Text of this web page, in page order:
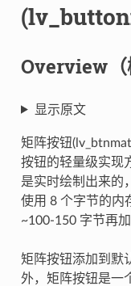
Overview（
显示原文
矩阵按钮
按钮的轻量级实现
是实时绘制出来的
使用 8 个字节的内
~100-150 字节再
矩阵按钮添加到默
外，矩阵按钮是一